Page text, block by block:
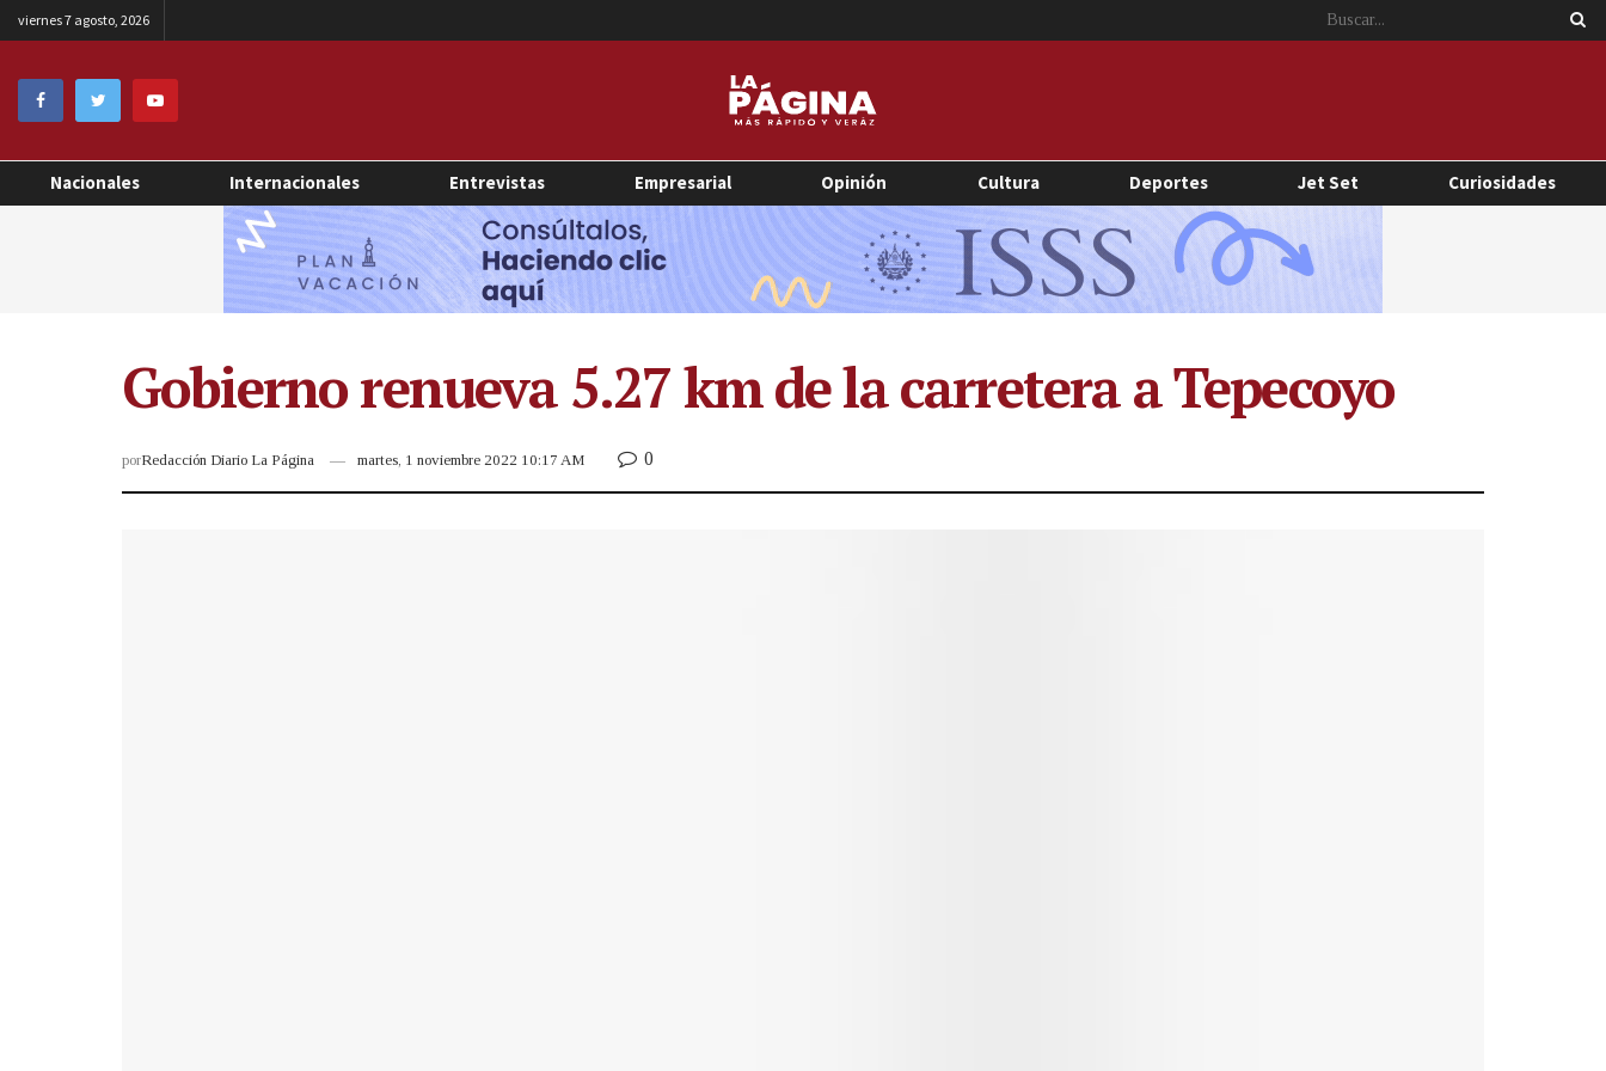
viernes 7 agosto, 2026
Nacionales Internacionales Entrevistas Empresarial Opinión Cultura Deportes Jet Set Curiosidades
Gobierno renueva 5.27 km de la carretera a Tepecoyo
porRedacción Diario La Página martes, 1 noviembre 2022 10:17 AM 0